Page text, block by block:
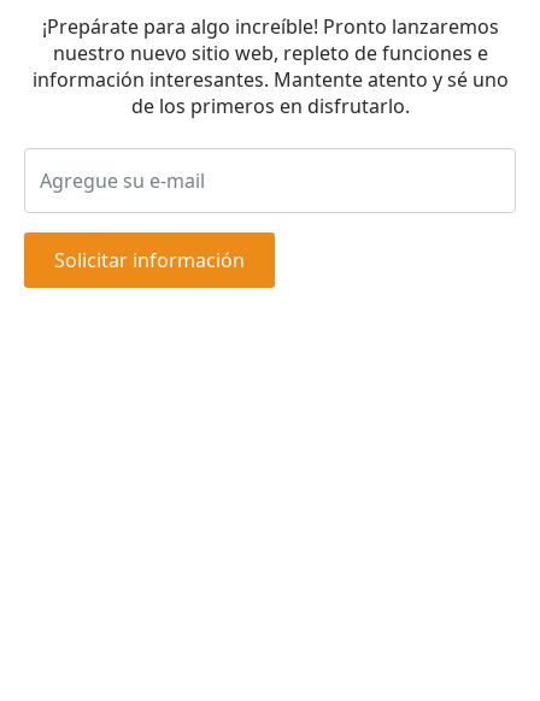
¡Prepárate para algo increíble! Pronto lanzaremos
nuestro nuevo sitio web, repleto de funciones e
información interesantes. Mantente atento y sé uno
de los primeros en disfrutarlo.
Solicitar información